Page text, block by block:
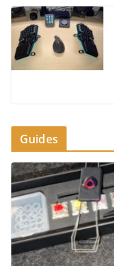
Guides